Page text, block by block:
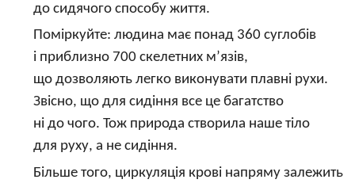
до сидячого способу життя.
Поміркуйте: людина має понад 360 суглобів
і приблизно 700 скелетних м’язів,
що дозволяють легко виконувати плавні рухи.
Звісно, що для сидіння все це багатство
ні до чого. Тож природа створила наше тіло
для руху, а не сидіння.
Більше того, циркуляція крові напряму залежить